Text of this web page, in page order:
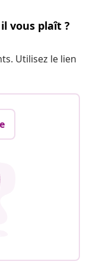
vous plaît ?
Utilisez le lien